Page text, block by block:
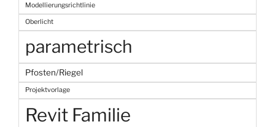
Modellierungsrichtlinie
Oberlicht
parametrisch
Pfosten/Riegel
Projektvorlage
Revit Familie